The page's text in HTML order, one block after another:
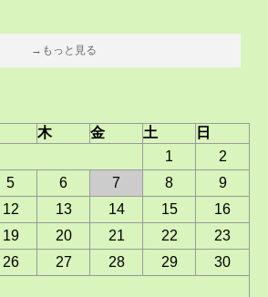
→もっと見る
木 金 土 日
1
2
5 6 7 8
9
12 13 14 15
16
19 20 21 22
23
26 27 28 29
30